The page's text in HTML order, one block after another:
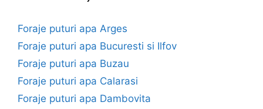
Foraje puturi apa Arges
Foraje puturi apa Bucuresti si Ilfov
Foraje puturi apa Buzau
Foraje puturi apa Calarasi
Foraje puturi apa Dambovita